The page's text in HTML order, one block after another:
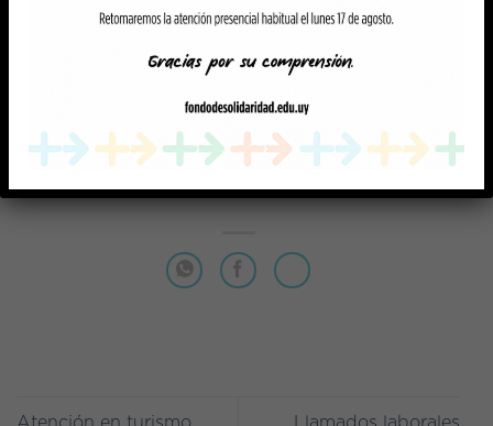
Toda la información es constantemente
Beca, no se reciben consultas por otros
VER NOTICIA RELACIONADA AQUÍ